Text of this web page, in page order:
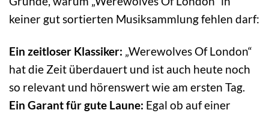
keiner gut sortierten Musiksammlung fehlen darf:
Ein zeitloser Klassiker: „Werewolves Of London“
hat die Zeit überdauert und ist auch heute noch
so relevant und hörenswert wie am ersten Tag.
Ein Garant für gute Laune: Egal ob auf einer